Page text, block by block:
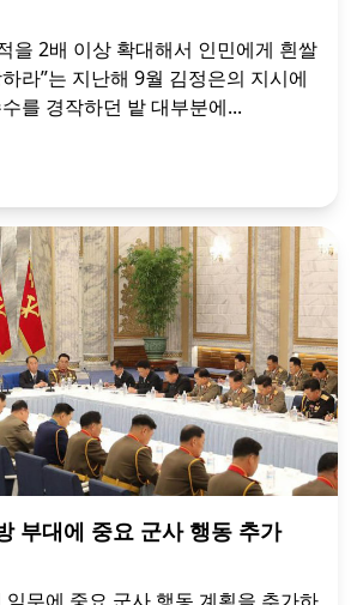
을 2배 이상 확대해서 인민에게 흰쌀
라”는 지난해 9월 김정은의 지시에
를 경작하던 밭 대부분에...
부대에 중요 군사 행동 추가